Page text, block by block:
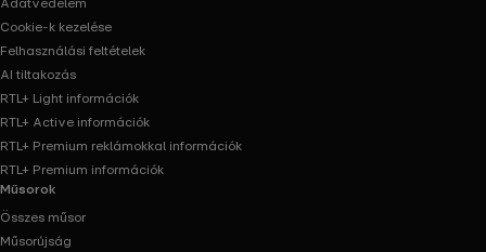
Adatvédelem
Cookie-k kezelése
Felhasználási feltételek
AI tiltakozás
RTL+ Light információk
RTL+ Active információk
RTL+ Premium reklámokkal információk
RTL+ Premium információk
Műsorok
Összes műsor
Műsorújság